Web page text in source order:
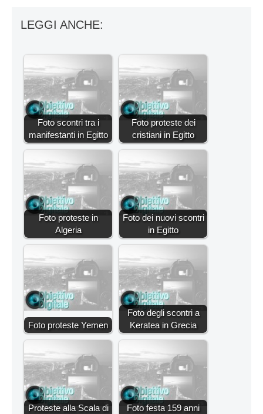
LEGGI ANCHE:
Foto scontri tra i
manifestanti in Egitto
Foto proteste dei
cristiani in Egitto
Foto proteste in
Algeria
Foto dei nuovi scontri
in Egitto
Foto proteste Yemen
Foto degli scontri a
Keratea in Grecia
Proteste alla Scala di
Foto festa 159 anni